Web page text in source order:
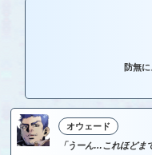
防無
オウェード
「うーん…これほどま